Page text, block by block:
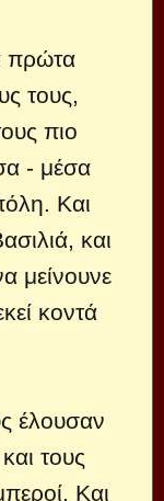
πρώτα
τους,
πιο
- μέσα
Και
και
μείνουνε
κοντά
έλουσαν
τους
Και